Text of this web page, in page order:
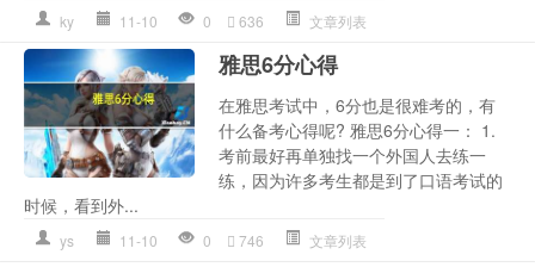
ky 11-10 0 636 文章列表
雅思6分心得
在雅思考试中，6分也是很难考的，有
什么备考心得呢? 雅思6分心得一： 1.
考前最好再单独找一个外国人去练一
练，因为许多考生都是到了口语考试的
时候，看到外...
ys 11-10 0 746 文章列表